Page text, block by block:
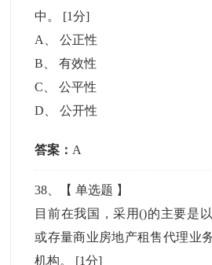
中。 [1分]
A
、公正性
B 、有效性
C 、公平性
D 、公开性
答案： A
38 、【单选题 】
目前在我国，采用()的主要是
或存量商业房地产租售代理业
机构。 [1分]